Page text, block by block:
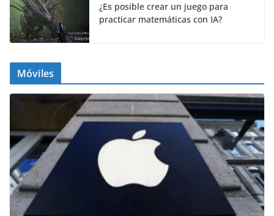
¿Es posible crear un juego para
practicar matemáticas con IA?
Móviles